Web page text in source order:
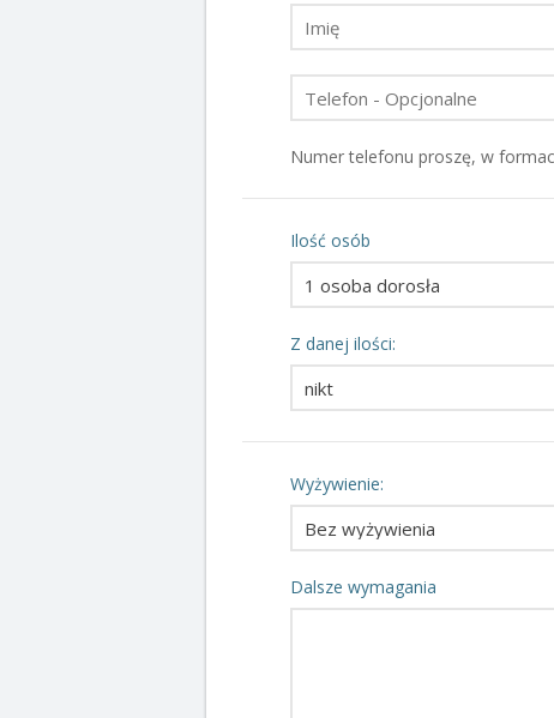
Numer telefonu proszę, w
Ilość osób
Z danej ilości:
Wyżywienie:
Dalsze wymagania